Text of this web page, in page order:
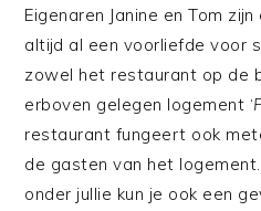
Eigenaren Janine en Tom
altijd al een voorliefde voor
zowel het restaurant op de
erboven gelegen logement ‘
restaurant fungeert ook
de gasten van het
onder jullie kun je ook een